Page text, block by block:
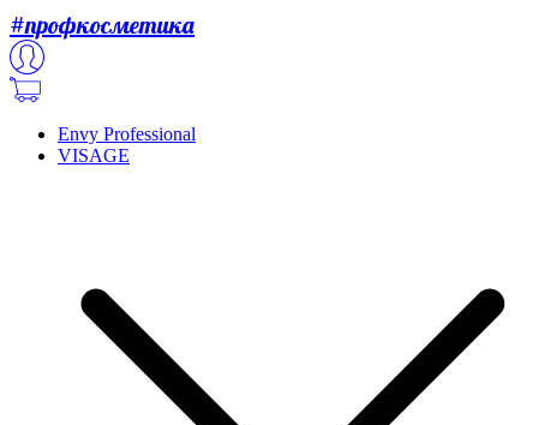
#профкосметика
Envy Professional
VISAGE